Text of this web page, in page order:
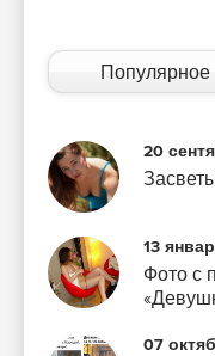
Популярное
20
13
Фото с
07